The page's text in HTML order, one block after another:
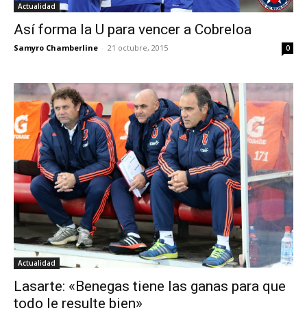
Actualidad
Así forma la U para vencer a Cobreloa
Samyro Chamberline - 21 octubre, 2015 0
Actualidad
Lasarte: «Benegas tiene las ganas para que
todo le resulte bien»